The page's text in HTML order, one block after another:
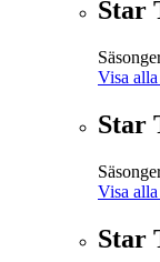
Star
Visa
Star
Visa
Star